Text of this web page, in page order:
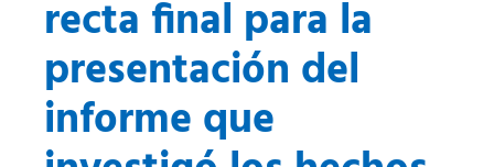
recta final para la
presentación del
informe que